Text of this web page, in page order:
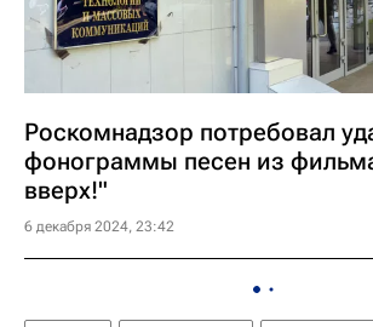
Роскомнадзор потребовал
фонограммы песен из
вверх!"
6 декабря 2024, 23:42